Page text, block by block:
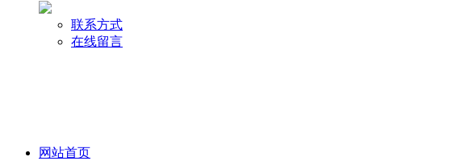
联系方式
在线留言
网站首页